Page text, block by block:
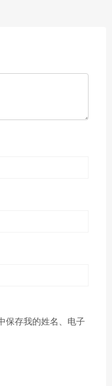
保存我的姓名、电子